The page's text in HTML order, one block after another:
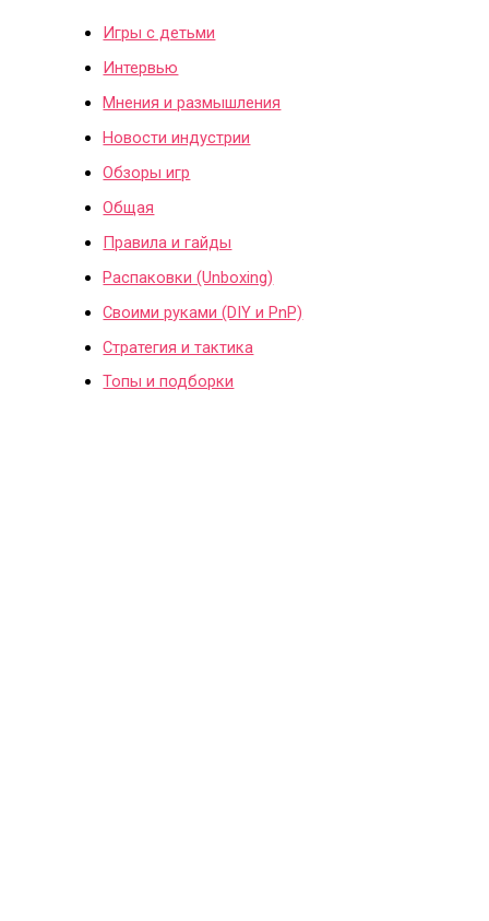
Игры с детьми
Интервью
Мнения и размышления
Новости индустрии
Обзоры игр
Общая
Правила и гайды
Распаковки (Unboxing)
Своими руками (DIY и PnP)
Стратегия и тактика
Топы и подборки